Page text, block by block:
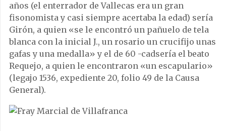
años (el enterrador de Vallecas era un gran
fisonomista y casi siempre acertaba la edad) sería
Girón, a quien «se le encontró un pañuelo de tela
blanca con la inicial J., un rosario un crucifijo unas
gafas y una medalla» y el de 60 -cadsería el beato
Requejo, a quien le encontraron «un escapulario»
(legajo 1536, expediente 20, folio 49 de la Causa
General).